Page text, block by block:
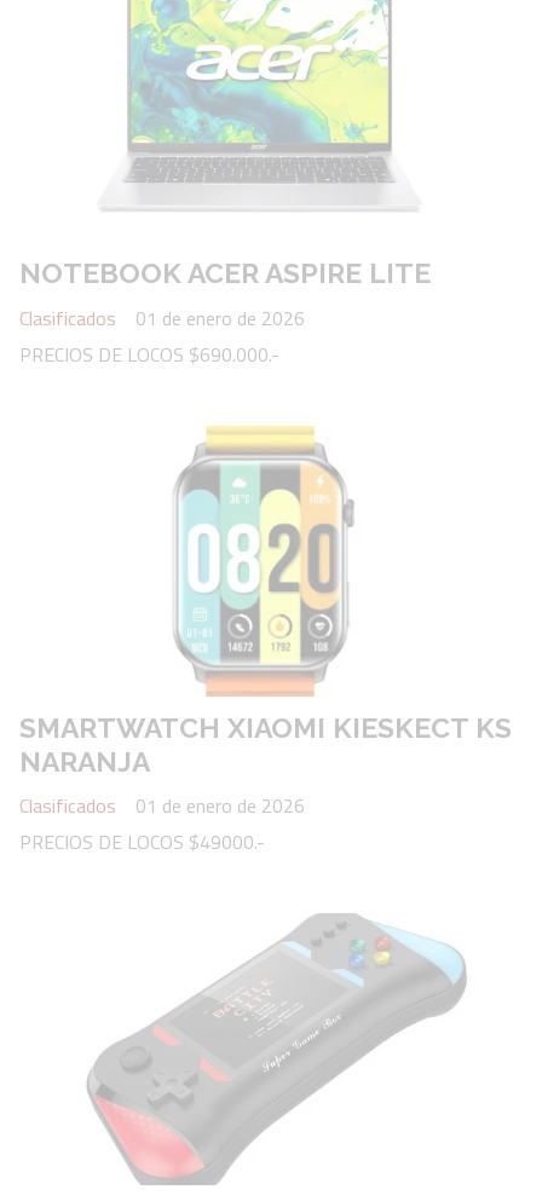
NOTEBOOK ACER ASPIRE LITE
Clasificados
01 de enero de 2026
PRECIOS DE LOCOS $690.000.-
SMARTWATCH XIAOMI KIESKECT KS
NARANJA
Clasificados
01 de enero de 2026
PRECIOS DE LOCOS $49000.-